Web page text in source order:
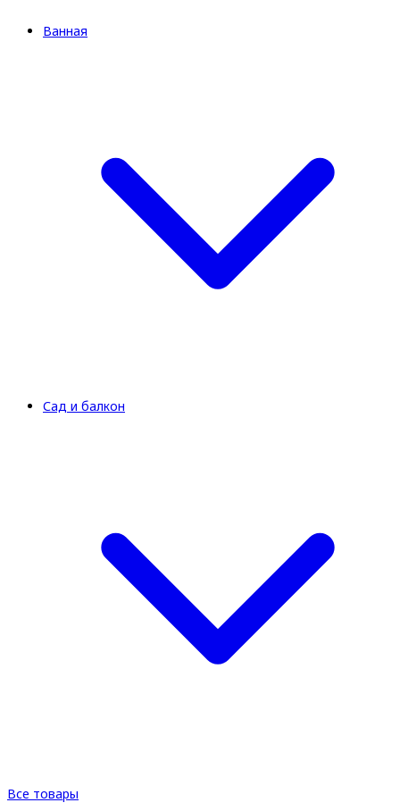
Ванная
Сад и балкон
Все товары